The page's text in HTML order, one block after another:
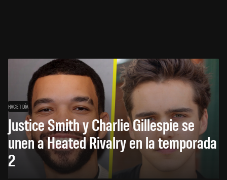
HACE 1 DÍA
Justice Smith y Charlie Gillespie se
unen a Heated Rivalry en la temporada
2